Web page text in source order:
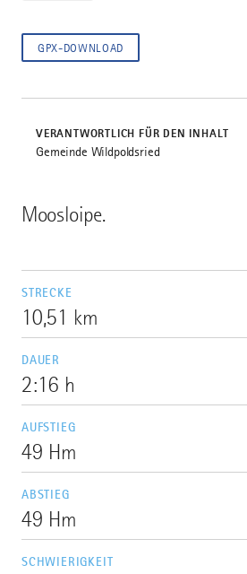
Moosloipe.
STRECKE
10,51 km
DAUER
2:16 h
AUFSTIEG
49 Hm
ABSTIEG
49 Hm
SCHWIERIGKEIT
GPX-DOWNLOAD
VERANTWORTLICH FÜR DEN INHALT
Gemeinde Wildpoldsried